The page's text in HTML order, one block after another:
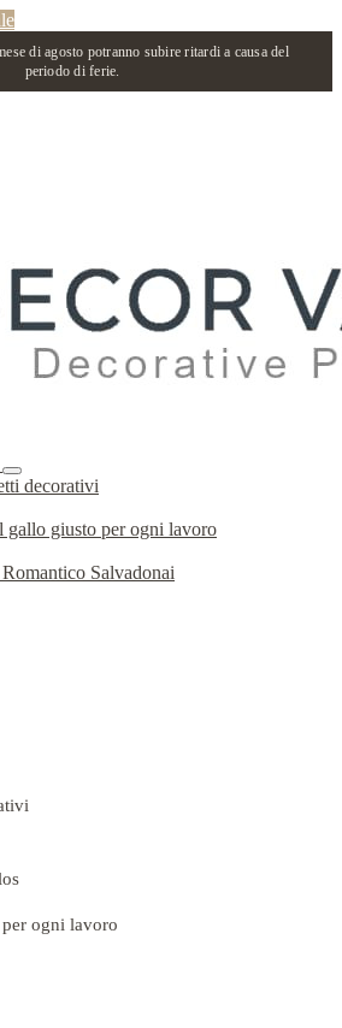
di agosto potranno subire ritardi a causa del
periodo di ferie.
decorativi
gallo giusto per ogni lavoro
Romantico Salvadonai
ogni lavoro